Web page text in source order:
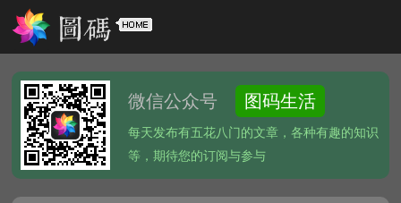
微信公众号 图码生活
每天发布有五花八门的文章，各种有趣的知识
等，期待您的订阅与参与